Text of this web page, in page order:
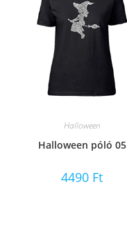
Halloween
Halloween póló 05
4490 Ft